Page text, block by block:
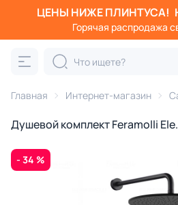
ЦЕНЫ НИЖЕ ПЛИНТУСА!
Горячая распродажа
Главная Интернет-магазин
Душевой комплект Feramolli Ele
- 34 %